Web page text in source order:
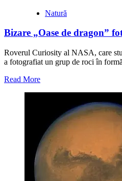
Natură
Bizare „Oase de dragon”
Roverul Curiosity al NASA, care
a fotografiat un grup de roci în
Read MoreRead
„Oase
dragon”
fotografiate
pe
Marte